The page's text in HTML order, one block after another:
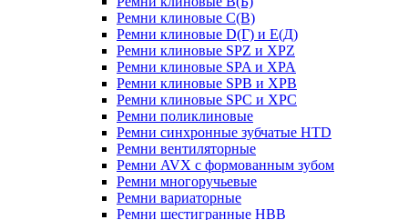
Ремни клиновые С(В)
Ремни клиновые D(Г) и Е(Д)
Ремни клиновые SPZ и XPZ
Ремни клиновые SPA и XPA
Ремни клиновые SPB и XPB
Ремни клиновые SPC и XPC
Ремни поликлиновые
Ремни синхронные зубчатые HTD
Ремни вентиляторные
Ремни AVX с формованным зубом
Ремни многоручьевые
Ремни вариаторные
Ремни шестигранные HBB